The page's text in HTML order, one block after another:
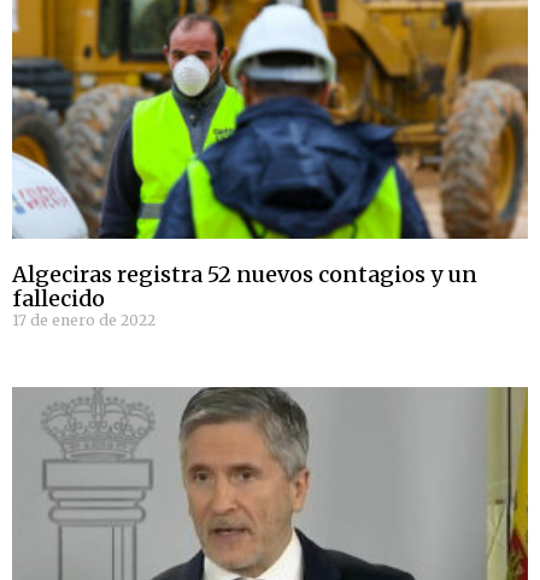
Algeciras registra 52 nuevos contagios y un
fallecido
17 de enero de 2022